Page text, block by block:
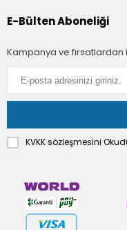
E-Bülten Aboneliği
Kampanya ve
KVKK sözleşmesini